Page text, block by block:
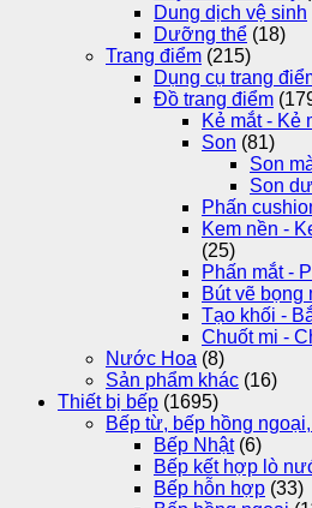
Dung dịch vệ sinh
Dưỡng thể (18)
Trang điểm (215)
Dụng cụ trang
Đồ trang điểm
Kẻ mắt - Kẻ
Son (81)
Son
Son
Phấn
Kem nền -
(25)
Phấn mắt -
Bút vẽ bọng
Tạo khối -
Chuốt mi -
Nước Hoa (8)
Sản phẩm khác (16)
Thiết bị bếp (1695)
Bếp từ, bếp hồng
Bếp Nhật (6)
Bếp kết hợp lò
Bếp hỗn hợp (33)